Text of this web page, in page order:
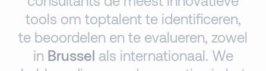
tools om toptalent te identificeren,
te beoordelen en te evalueren, zowel
in Brussel als internationaal. We